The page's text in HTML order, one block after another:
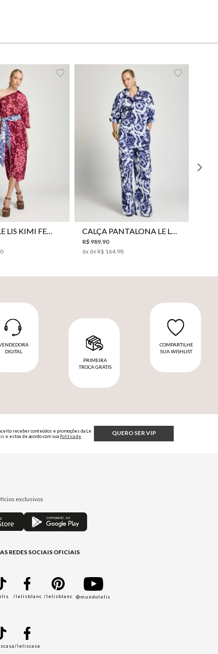
VESTIDO LE LIS KIMI FEMININO CALÇA PANTALONA LE LIS JESSICA FEMININA
R$ 989,90
6x de R$ 164,98
DIGITAL
PRIMEIRA
TROCA GRÁTIS
COMPARTILHE
SUA WISHLIST
QUERO SER VIP
receber conteúdos e promoções da Le
e estou de acordo com sua Política de
exclusivos
REDES SOCIAIS OFICIAIS
/lelisblanc /lelisblanc @mundolelis
/leliscasa